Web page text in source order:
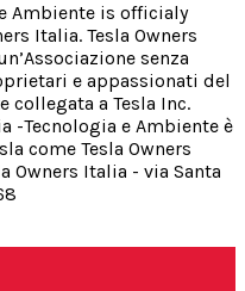
Ambiente is officialy
Italia. Tesla Owners
senza
e appassionati del
collegata a Tesla Inc.
-Tecnologia e Ambiente è
come Tesla Owners
Owners Italia - via Santa